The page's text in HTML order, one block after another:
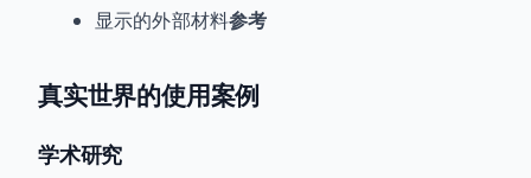
显示的外部材料参考
真实世界的使用案例
学术研究